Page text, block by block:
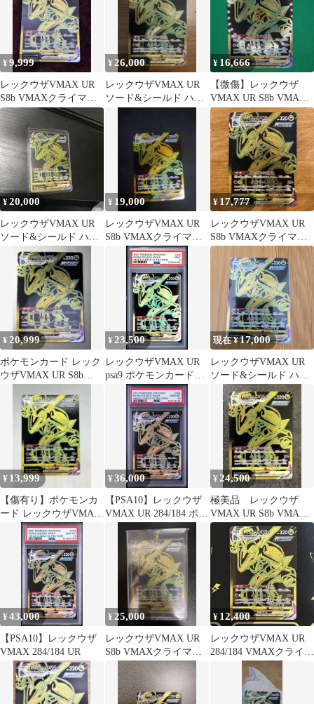
¥9,999
レックウザVMAX UR
S8b VMAXクライマッ
クス 284/18
¥26,000
レックウザVMAX UR
ソード&シールド ハイ
¥ 16,666
【微傷】レックウザ
VMAX UR S8b VMAX
クライマックス 284/184
¥20,000
レックウザVMAX UR
ソード&シールド ハイ
クラスパック VMAXク
ライマ…
¥ 19,000
レックウザVMAX UR
S8b VMAXクライマッ
クス 284/184
¥ 17,777
レックウザVMAX UR
S8b VMAXクライマッ
クス 284/184
¥ 20,999
ポケモンカード レック
ウザVMAX UR S8b
¥ 23,500
レックウザVMAX UR
psa9 ポケモンカード
284/184
現在 ¥17,000
レックウザVMAX UR
ソード&シールド ハイ
クラスパック VMAXク
ライマ…
¥ 13,999
【傷有り】ポケモンカ
ード レックウザVMAX
UR 284/184
¥36,000
【PSA10】レックウザ
VMAX UR 284/184 ポケ
¥ 24,500
極美品 レックウザ
VMAX UR S8b VMAX
クライマックス 284/184
¥43,000
【PSA10】レックウザ
VMAX 284/184 UR
¥ 25,000
レックウザVMAX UR
S8b VMAXクライマッ
クス 284/184
¥ 12,400
レックウザVMAX UR
284/184 VMAXクライマ